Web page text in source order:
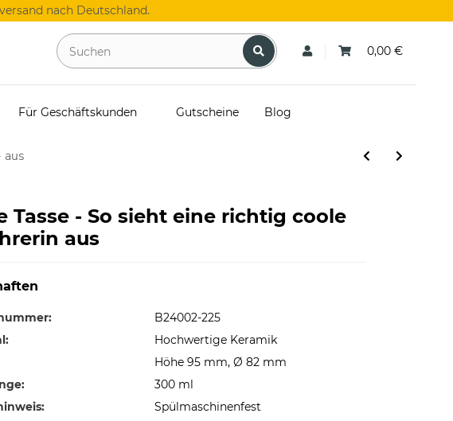
nach Deutschland.
0,00 €
Für Geschäftskunden Gutscheine Blog
aus
Tasse - So sieht eine richtig coole
aus
B24002-225
Hochwertige Keramik
Höhe 95 mm, Ø 82 mm
300 ml
Spülmaschinenfest